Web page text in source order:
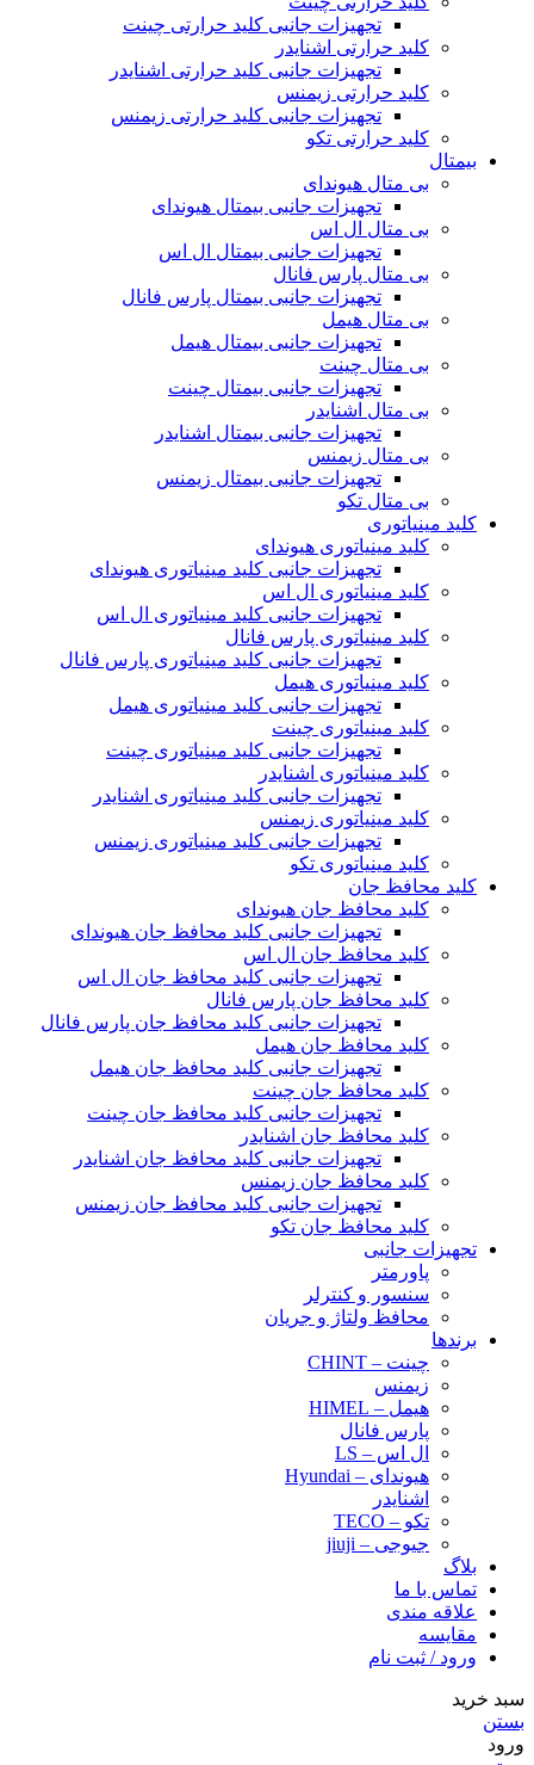
تجهیزات جانبی کلید حرارتی چینت
کلید حرارتی اشنایدر
تجهیزات جانبی کلید حرارتی اشنایدر
کلید حرارتی زیمنس
تجهیزات جانبی کلید حرارتی زیمنس
کلید حرارتی تکو
بیمتال
بی متال هیوندای
تجهیزات جانبی بیمتال هیوندای
بی متال ال اس
تجهیزات جانبی بیمتال ال اس
بی متال پارس فانال
تجهیزات جانبی بیمتال پارس فانال
بی متال هیمل
تجهیزات جانبی بیمتال هیمل
بی متال چینت
تجهیزات جانبی بیمتال چینت
بی متال اشنایدر
تجهیزات جانبی بیمتال اشنایدر
بی متال زیمنس
تجهیزات جانبی بیمتال زیمنس
بی متال تکو
کلید مینیاتوری
کلید مینیاتوری هیوندای
تجهیزات جانبی کلید مینیاتوری هیوندای
کلید مینیاتوری ال اس
تجهیزات جانبی کلید مینیاتوری ال اس
کلید مینیاتوری پارس فانال
تجهیزات جانبی کلید مینیاتوری پارس فانال
کلید مینیاتوری هیمل
تجهیزات جانبی کلید مینیاتوری هیمل
کلید مینیاتوری چینت
تجهیزات جانبی کلید مینیاتوری چینت
کلید مینیاتوری اشنایدر
تجهیزات جانبی کلید مینیاتوری اشنایدر
کلید مینیاتوری زیمنس
تجهیزات جانبی کلید مینیاتوری زیمنس
کلید مینیاتوری تکو
کلید محافظ جان
کلید محافظ جان هیوندای
تجهیزات جانبی کلید محافظ جان هیوندای
کلید محافظ جان ال اس
تجهیزات جانبی کلید محافظ جان ال اس
کلید محافظ جان پارس فانال
تجهیزات جانبی کلید محافظ جان پارس فانال
کلید محافظ جان هیمل
تجهیزات جانبی کلید محافظ جان هیمل
کلید محافظ جان چینت
تجهیزات جانبی کلید محافظ جان چینت
کلید محافظ جان اشنایدر
تجهیزات جانبی کلید محافظ جان اشنایدر
کلید محافظ جان زیمنس
تجهیزات جانبی کلید محافظ جان زیمنس
کلید محافظ جان تکو
تجهیزات جانبی
پاورمتر
سنسور و کنترلر
محافظ ولتاژ و‌ جریان
برندها
چینت – CHINT
زیمنس
هیمل – HIMEL
پارس فانال
ال اس – LS
هیوندای – Hyundai
اشنایدر
تکو – TECO
جیوجی – jiuji
بلاگ
تماس با ما
علاقه مندی
مقایسه
ورود / ثبت نام
سبد خرید
بستن
ورود